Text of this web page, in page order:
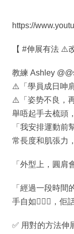
https://
【 #伸展有法 ⚠️
教練 Ashley
⚠️「學員成日呻
⚠️「姿势不良，
舉唔起手去梳頭
「我安排運動前
常長度和肌張力
「外型上，圓肩
「經過一段時間
手自如🙆🏻‍♀️，佢
✅ 用對的方法伸